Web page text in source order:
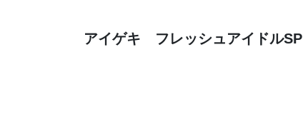
アイゲキ フレッシュアイドルSP